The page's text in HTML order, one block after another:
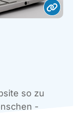
so zu
-